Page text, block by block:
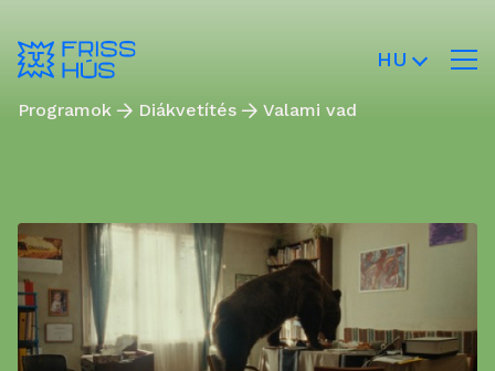
HU
Programok Diákvetítés Valami vad